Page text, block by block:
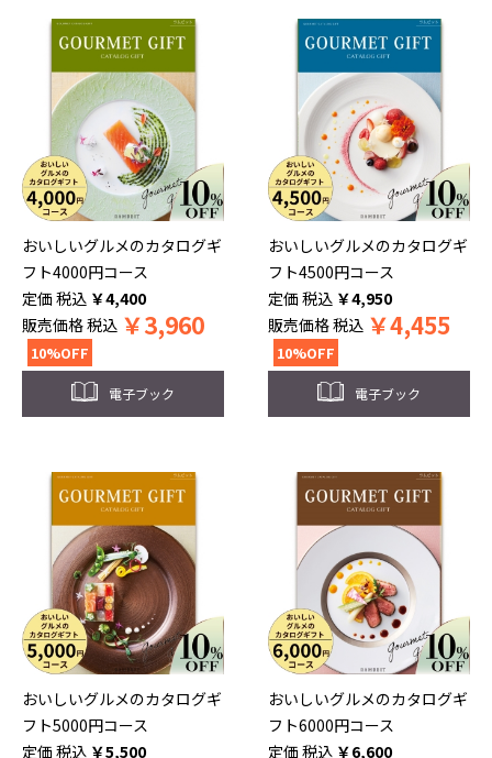
おいしいグルメのカタログギ
フト4000円コース
税込 ￥4,400
販売価格税込 ￥3,960
10%OFF
電子ブック
おいしいグルメのカタログギ
フト4500円コース
税込 ￥4,950
販売価格税込 ￥4,455
10%OFF
電子ブック
おいしいグルメのカタログギ
フト5000円コース
税込 ￥5,500
おいしいグルメのカタログギ
フト6000円コース
税込 ￥6,600